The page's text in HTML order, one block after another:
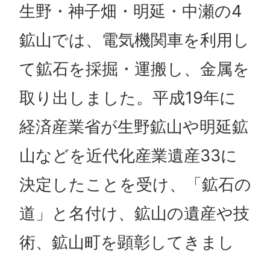
生野・神子畑・明延・中瀬の4
鉱山では、電気機関車を利用し
て鉱石を採掘・運搬し、金属を
取り出しました。平成19年に
経済産業省が生野鉱山や明延鉱
山などを近代化産業遺産33に
決定したことを受け、「鉱石の
道」と名付け、鉱山の遺産や技
術、鉱山町を顕彰してきまし